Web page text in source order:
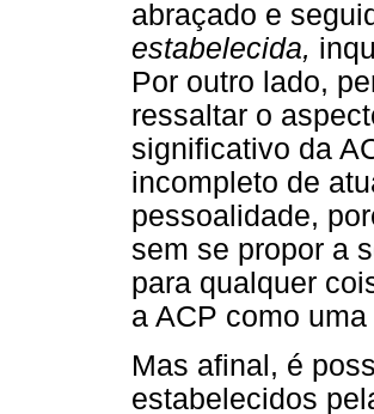
abraçado e
estabelecida,
Por outro lado,
ressaltar o
significativo da
incompleto de
pessoalidade,
sem se propor a
para qualquer
a ACP como
Mas afinal, é
estabelecidos